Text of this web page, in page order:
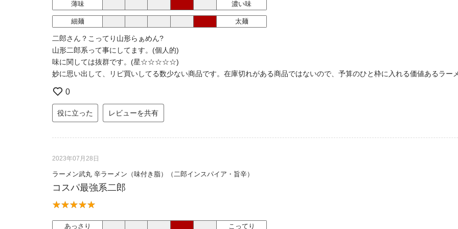
薄味 濃い味
細麺 太麺
二郎さん？こってり山形らぁめん?
山形二郎系って事にしてます。(個人的)
味に関しては抜群です。(星☆☆☆☆☆)
妙に思い出して、リピ買いしてる数少ない商品です。在庫切れがある商品ではないので、予算のひと枠に入れる価値あるラー
0
役に立った レビューを共有
2023年07月28日
ラーメン武丸 辛ラーメン（味付き脂）（二郎インスパイア・旨辛）
コスパ最強系二郎
あっさり こってり